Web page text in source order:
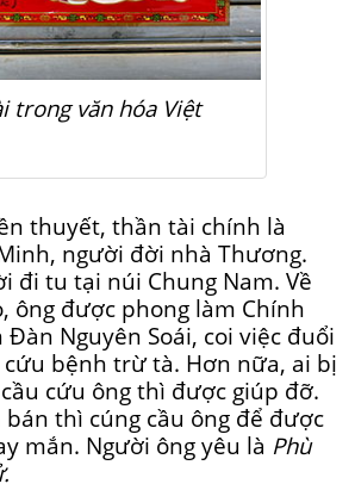
trong văn hóa Việt
thuyết, thần tài chính là
người đời nhà Thương.
đi tu tại núi Chung Nam. Về
ông được phong làm Chính
Nguyên Soái, coi việc đuổi
bệnh trừ tà. Hơn nữa, ai bị
cứu ông thì được giúp đỡ.
thì cúng cầu ông để được
mắn. Người ông yêu là Phù